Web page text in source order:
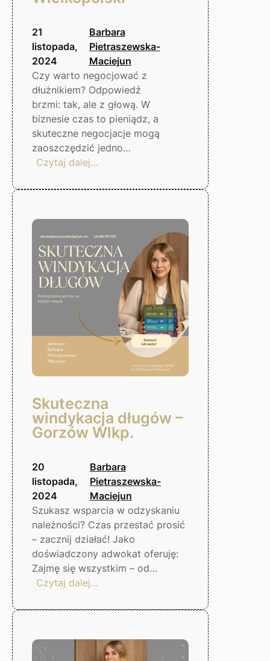
21
listopada,
2024
Barbara
Pietraszewska-
Maciejun
Czy warto negocjować z
dłużnikiem? Odpowiedź
brzmi: tak, ale z głową. W
biznesie czas to pieniądz, a
skuteczne negocjacje mogą
zaoszczędzić jedno…
Czytaj dalej…
z
–
czy
warto?
Gorzów
Wielkopolski
Skuteczna
windykacja długów –
Gorzów Wlkp.
20
listopada,
2024
Barbara
Pietraszewska-
Maciejun
Szukasz wsparcia w odzyskaniu
należności? Czas przestać prosić
– zacznij działać! Jako
doświadczony adwokat oferuję:
Zajmę się wszystkim – od…
Czytaj dalej…
windykacja
–
Gorzów